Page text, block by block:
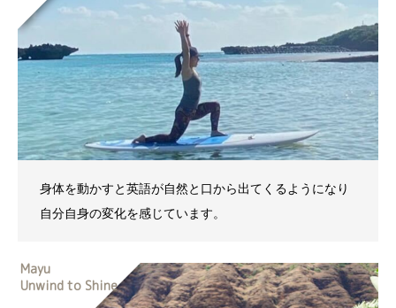
身体を動かすと英語が自然と口から出てくるようになり
自分自身の変化を感じています。
Mayu
Unwind to Shine